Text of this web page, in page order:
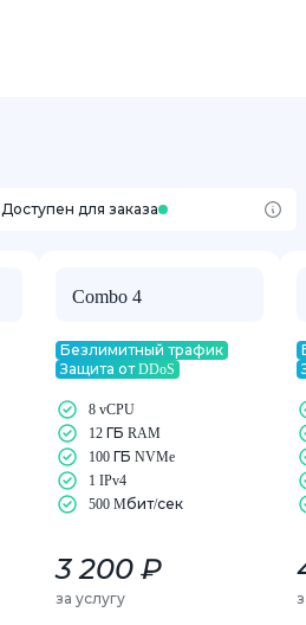
Доступен для заказа
Combo 4
Безлимитный трафик
Защита от DDoS
8 vCPU
12 ГБ RAM
100 ГБ NVMe
1 IPv4
500 Mбит/сек
3 200 ₽
за услугу